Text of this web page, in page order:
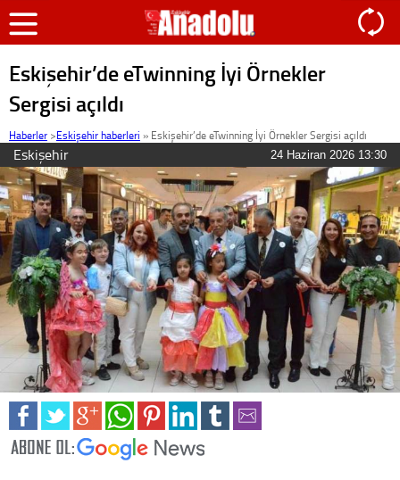
Eskişehir’de eTwinning İyi Örnekler
Sergisi açıldı
Haberler >Eskişehir haberleri » Eskişehir’de eTwinning İyi Örnekler Sergisi açıldı
Eskişehir 24 Haziran 2026 13:30